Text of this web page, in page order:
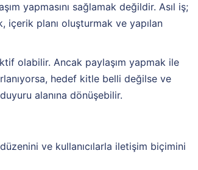
yapmasını sağlamak değildir. Asıl iş;
planı oluşturmak ve yapılan
olabilir. Ancak paylaşım yapmak ile
hedef kitle belli değilse ve
alanına dönüşebilir.
ve kullanıcılarla iletişim biçimini